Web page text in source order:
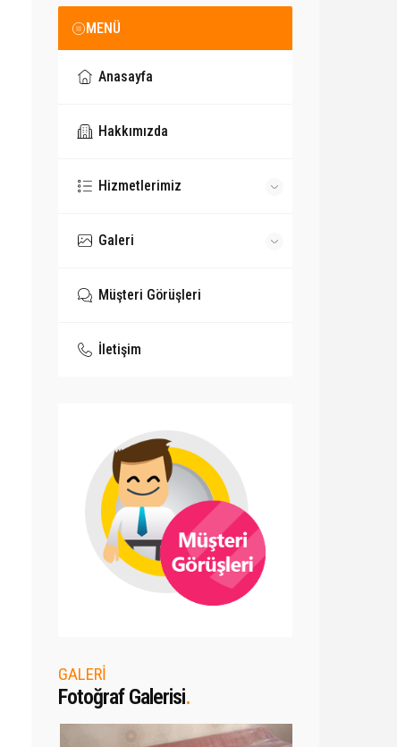
MENÜ
Anasayfa
Hakkımızda
Hizmetlerimiz
Galeri
Müşteri Görüşleri
İletişim
GALERİ
Fotoğraf Galerisi.